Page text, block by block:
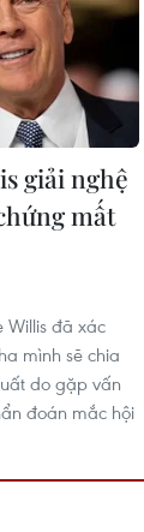
giải nghệ
mất
Willis đã xác
mình sẽ chia
do gặp vấn
đoán mắc hội